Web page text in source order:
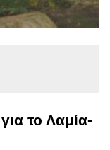
το Λαμία-